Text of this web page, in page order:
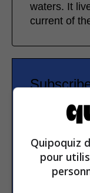
waters. It
current of
Email
Quipoquiz
pour